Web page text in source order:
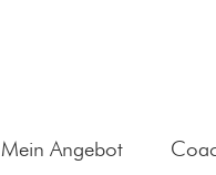
Mein Angebot